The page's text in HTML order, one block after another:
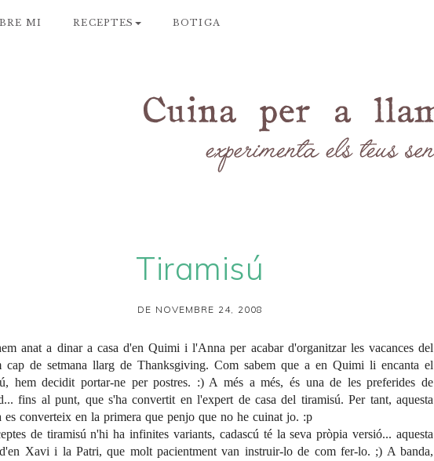
MI RECEPTES BOTIGA
Tiramisú
DE NOVEMBRE 24, 2008
anat a dinar a casa d'en Quimi i l'Anna per acabar d'organitzar les vacances del
cap de setmana llarg de Thanksgiving. Com sabem que a en Quimi li encanta el
hem decidit portar-ne per postres. :) A més a més, és una de les preferides de
fins al punt, que s'ha convertit en l'expert de casa del tiramisú. Per tant, aquesta
es converteix en la primera que penjo que no he cuinat jo. :p
de tiramisú n'hi ha infinites variants, cadascú té la seva pròpia versió... aquesta
Xavi i la Patri, que molt pacientment van instruir-lo de com fer-lo. ;) A banda,